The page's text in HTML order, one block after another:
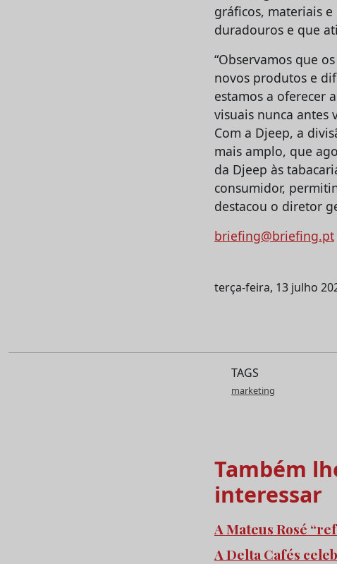
gráficos, materiais
duradouros e que
“Observamos que
novos produtos e
estamos a oferecer
visuais nunca antes
Com a Djeep, a
mais amplo, que
da Djeep às
consumidor,
destacou o diretor
briefing@briefing.pt
terça-feira, 13 julho
TAGS
marketing
Também
interessar
A Mateus Rosé
A Delta Cafés